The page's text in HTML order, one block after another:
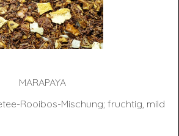
MARA­PA­YA
Rooibos-Mischung; fruchtig, mild